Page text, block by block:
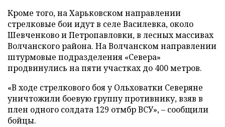
Кроме того, на Харьковском направлении
стрелковые бои идут в селе Василевка, около
Шевченково и Петропавловки, в лесных массивах
Волчанского района. На Волчанском направлении
штурмовые подразделения «Севера»
продвинулись на пяти участках до 400 метров.
«В ходе стрелкового боя у Ольховатки Северяне
уничтожили боевую группу противнику, взяв в
плен одного солдата 129 отмбр ВСУ», – сообщили
бойцы.